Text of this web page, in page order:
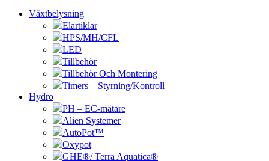
Växtbelysning
Elartiklar
HPS/MH/CFL
LED
Tillbehör
Tillbehör Och Montering
Timers – Styrning/Kontroll
Hydro
PH – EC-mätare
Alien Systemer
AutoPot™
Oxypot
GHE®/ Terra Aquatica®